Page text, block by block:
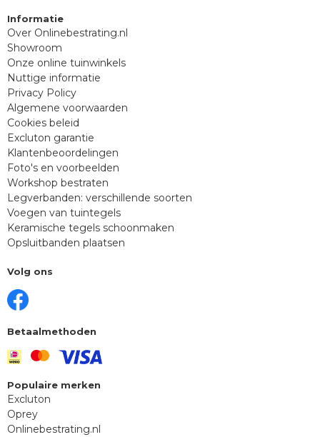
Informatie
Over Onlinebestrating.nl
Showroom
Onze online tuinwinkels
Nuttige informatie
Privacy Policy
Algemene voorwaarden
Cookies beleid
Excluton garantie
Klantenbeoordelingen
Foto's en voorbeelden
Workshop bestraten
Legverbanden: verschillende soorten
Voegen van tuintegels
Keramische tegels schoonmaken
Opsluitbanden plaatsen
Volg ons
Betaalmethoden
Populaire merken
Excluton
Oprey
Onlinebestrating.nl